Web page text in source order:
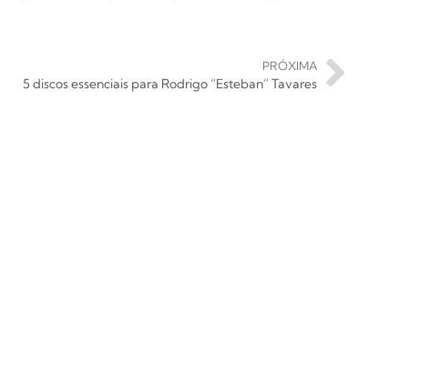
PRÓXIMA
5 discos essenciais para Rodrigo “Esteban” Tavares